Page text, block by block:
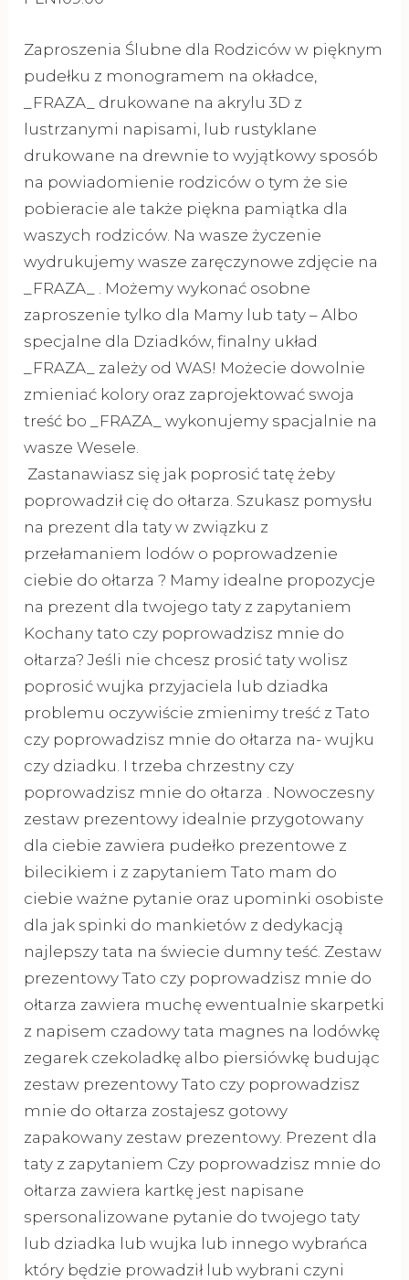
Zaproszenia Ślubne dla Rodziców w pięknym
pudełku z monogramem na okładce,
_FRAZA_ drukowane na akrylu 3D z
lustrzanymi napisami, lub rustyklane
drukowane na drewnie to wyjątkowy sposób
na powiadomienie rodziców o tym że sie
pobieracie ale także piękna pamiątka dla
waszych rodziców. Na wasze życzenie
wydrukujemy wasze zaręczynowe zdjęcie na
_FRAZA_ . Możemy wykonać osobne
zaproszenie tylko dla Mamy lub taty – Albo
specjalne dla Dziadków, finalny układ
_FRAZA_ zależy od WAS! Możecie dowolnie
zmieniać kolory oraz zaprojektować swoja
treść bo _FRAZA_ wykonujemy spacjalnie na
wasze Wesele.
Zastanawiasz się jak poprosić tatę żeby
poprowadził cię do ołtarza. Szukasz pomysłu
na prezent dla taty w związku z
przełamaniem lodów o poprowadzenie
ciebie do ołtarza ? Mamy idealne propozycje
na prezent dla twojego taty z zapytaniem
Kochany tato czy poprowadzisz mnie do
ołtarza? Jeśli nie chcesz prosić taty wolisz
poprosić wujka przyjaciela lub dziadka
problemu oczywiście zmienimy treść z Tato
czy poprowadzisz mnie do ołtarza na- wujku
czy dziadku. I trzeba chrzestny czy
poprowadzisz mnie do ołtarza . Nowoczesny
zestaw prezentowy idealnie przygotowany
dla ciebie zawiera pudełko prezentowe z
bilecikiem i z zapytaniem Tato mam do
ciebie ważne pytanie oraz upominki osobiste
dla jak spinki do mankietów z dedykacją
najlepszy tata na świecie dumny teść. Zestaw
prezentowy Tato czy poprowadzisz mnie do
ołtarza zawiera muchę ewentualnie skarpetki
z napisem czadowy tata magnes na lodówkę
zegarek czekoladkę albo piersiówkę budując
zestaw prezentowy Tato czy poprowadzisz
mnie do ołtarza zostajesz gotowy
zapakowany zestaw prezentowy. Prezent dla
taty z zapytaniem Czy poprowadzisz mnie do
ołtarza zawiera kartkę jest napisane
spersonalizowane pytanie do twojego taty
lub dziadka lub wujka lub innego wybrańca
który będzie prowadził lub wybrani czyni